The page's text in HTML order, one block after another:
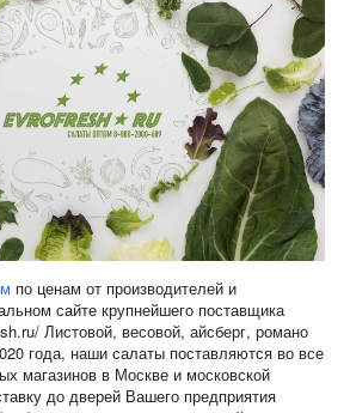
по ценам от производителей и
сайте крупнейшего поставщика
Листовой, весовой, айсберг, романо
года, наши салаты поставляются во все
магазинов в Москве и московской
до дверей Вашего предприятия